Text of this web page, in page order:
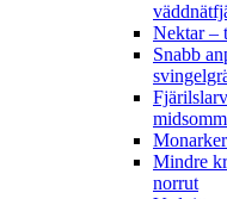
Nektar –
Snabb
Mindre
norrut